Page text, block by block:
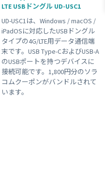
品 #plan-KM1
#LTE #接点入力
品 #Wi-Fi #屋外利用
#温度センサー #ブザー
源 #KDDI網 対応商品
品 #plan01s-LDV #3G
LTE USBドングル UD-USC1
UD-USC1は、Windows / macOS /
iPadOSに対応したUSBドングル
タイプの4G/LTE用データ通信端
末です。USB Type-CおよびUSB-A
のUSBポートを持つデバイスに
接続可能です。1,800円分のソラ
コムクーポンがバンドルされて
います。